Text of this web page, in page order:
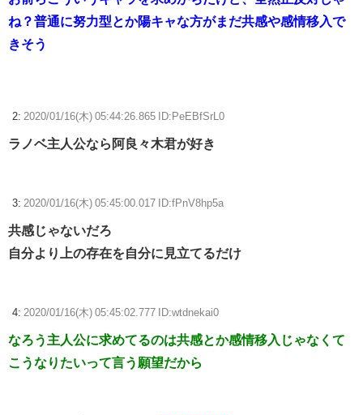
ね？普通に努力型とか陽キャな方がまだ共感や感情移入で
きそう
2: 2020/01/16(木) 05:44:26.865 ID:PeEBfSrL0
ラノベ主人公なら阿良々木君が好き
3: 2020/01/16(木) 05:45:00.017 ID:fPnV8hp5a
共感じゃないだろ
自分より上の存在を自分に見立てるだけ
4: 2020/01/16(木) 05:45:02.777 ID:wtdnekai0
なろう主人公に求めてるのは共感とか感情移入じゃなくて
こうなりたいって言う願望だから